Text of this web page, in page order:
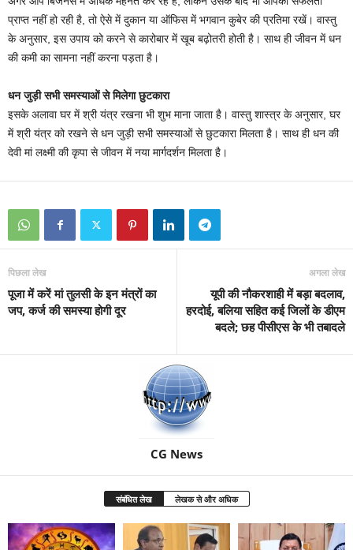
प्राप्त नहीं हो रही है, तो ऐसे में दुकान या ऑफिस में भगवान कुबेर की प्रतिमा रखें। वास्तु
के अनुसार, इस उपाय को करने से कारोबार में खूब बढ़ोतरी होती है। साथ ही जीवन में धन
की कमी का सामना नहीं करना पड़ता है।
धन जुड़ी सभी समस्याओं से मिलेगा छुटकारा
इसके अलावा घर में श्री यंत्र रखना भी शुभ माना जाता है। वास्तु शास्त्र के अनुसार, घर
में श्री यंत्र को रखने से धन जुड़ी सभी समस्याओं से छुटकारा मिलता है। साथ ही धन की
देवी मां लक्ष्मी की कृपा से जीवन में नया मार्गदर्शन मिलता है।
पिछला लेख
पूजा में करें मां तुलसी के इन मंत्रों का
जप, कर्ज की समस्या होगी दूर
अगला लेख
यूपी की नौकरशाही में बड़ा बदलाव,
हरदोई, बलिया सहित कई जिलों के डीएम
बदले; छह पीसीएस के भी तबादले
CG News
संबंधित लेख लेखक से और अधिक